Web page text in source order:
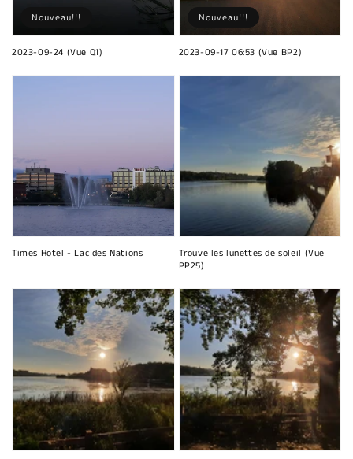
2023-09-24 (Vue Q1)
Nouveau!!!
2023-09-17 06:53 (Vue BP2)
Nouveau!!!
Times Hotel - Lac des Nations
Trouve les lunettes de soleil (Vue
PP25)